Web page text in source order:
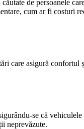
de persoanele
cum ar fi costuri
care asigură confortul
se că
neprevăzute.